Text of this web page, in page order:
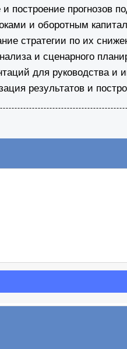
построение прогнозов
и оборотным
стратегии по их
и сценарного
для руководства и
результатов и